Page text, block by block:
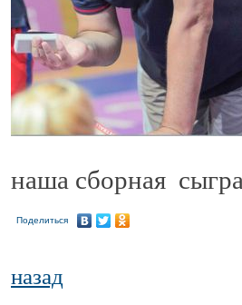
наша сборная
Поделиться
назад